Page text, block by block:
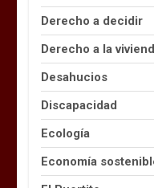
Derecho a decidir
Derecho a la
Desahucios
Discapacidad
Ecología
Economía